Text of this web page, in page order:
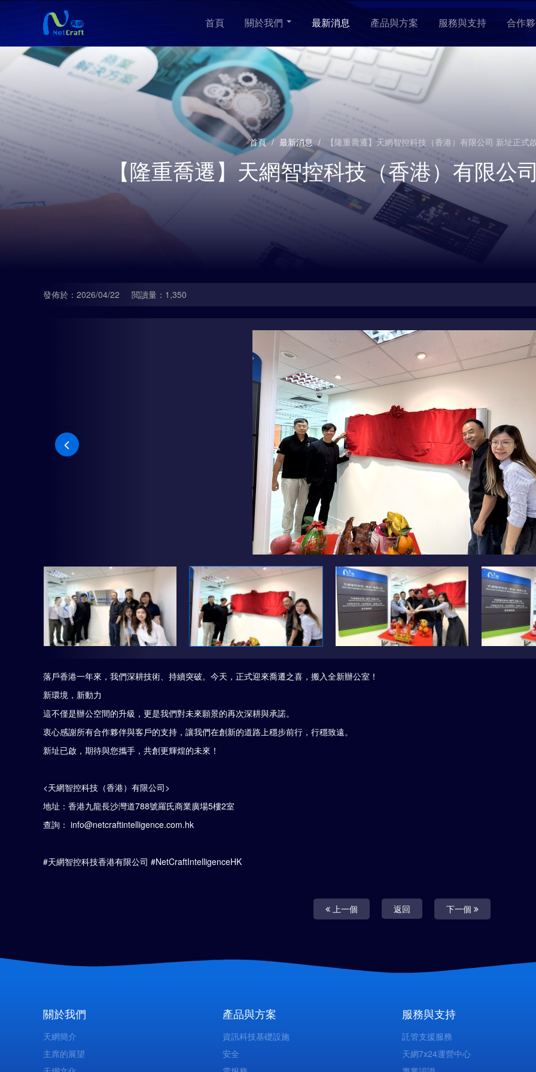
首頁 關於我們 最新消息 產品與方案 服務與支持 合作
首頁 / 最新消息 / 【隆重喬遷】天網智控科技（香港）有限公司 新址正式
【隆重喬遷】天網智控科技（香港）有限公
發佈於：2026/04/22 閲讀量：1,350
落戶香港一年來，我們深耕技術、持續突破。今天，正式迎來喬遷之喜，搬入全新辦公室！
新環境，新動力
這不僅是辦公空間的升級，更是我們對未來願景的再次深耕與承諾。
衷心感謝所有合作夥伴與客戶的支持，讓我們在創新的道路上穩步前行，行穩致遠。
新址已啟，期待與您攜手，共創更輝煌的未來！
<天網智控科技（香港）有限公司>
地址：香港九龍長沙灣道788號羅氏商業廣場5樓2室
查詢： info@netcraftintelligence.com.hk
#天網智控科技香港有限公司 #NetCraftIntelligenceHK
上一個 返回 下一個
關於我們
天網簡介
主席的展望
產品與方案
資訊科技基礎設施
安全
服務與支持
託管支援服務
天網7x24運營中心